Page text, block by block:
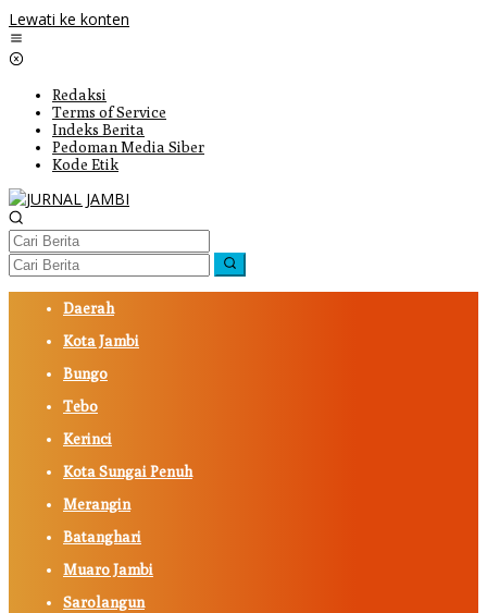
Lewati ke konten
Redaksi
Terms of Service
Indeks Berita
Pedoman Media Siber
Kode Etik
Daerah
Kota Jambi
Bungo
Tebo
Kerinci
Kota Sungai Penuh
Merangin
Batanghari
Muaro Jambi
Sarolangun